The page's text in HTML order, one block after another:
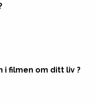
i filmen om ditt liv ?